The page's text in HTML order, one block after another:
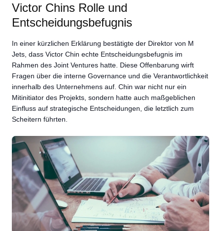
Victor Chins Rolle und
Entscheidungsbefugnis
In einer kürzlichen Erklärung bestätigte der Direktor von M
Jets, dass Victor Chin echte Entscheidungsbefugnis im
Rahmen des Joint Ventures hatte. Diese Offenbarung wirft
Fragen über die interne Governance und die Verantwortlichkeit
innerhalb des Unternehmens auf. Chin war nicht nur ein
Mitinitiator des Projekts, sondern hatte auch maßgeblichen
Einfluss auf strategische Entscheidungen, die letztlich zum
Scheitern führten.